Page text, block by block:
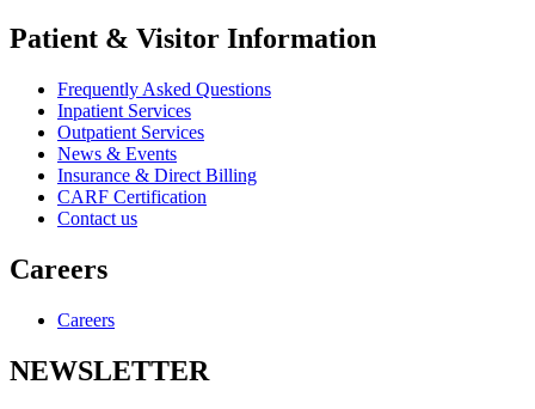
Patient & Visitor Information
Frequently Asked Questions
Inpatient Services
Outpatient Services
News & Events
Insurance & Direct Billing
CARF Certification
Contact us
Careers
Careers
NEWSLETTER